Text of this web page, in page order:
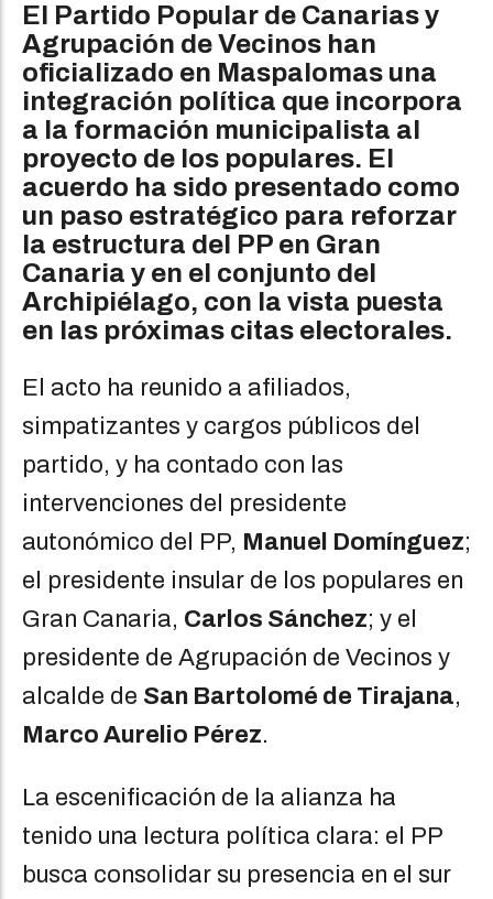
El Partido Popular de Canarias y
Agrupación de Vecinos han
oficializado en Maspalomas una
integración política que incorpora
a la formación municipalista al
proyecto de los populares. El
acuerdo ha sido presentado como
un paso estratégico para reforzar
la estructura del PP en Gran
Canaria y en el conjunto del
Archipiélago, con la vista puesta
en las próximas citas electorales.
El acto ha reunido a afiliados,
simpatizantes y cargos públicos del
partido, y ha contado con las
intervenciones del presidente
autonómico del PP, Manuel Domínguez;
el presidente insular de los populares en
Gran Canaria, Carlos Sánchez; y el
presidente de Agrupación de Vecinos y
alcalde de San Bartolomé de Tirajana,
Marco Aurelio Pérez.
La escenificación de la alianza ha
tenido una lectura política clara: el PP
busca consolidar su presencia en el sur